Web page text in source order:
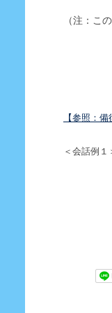
（注：こ
【参照：
＜会話例１